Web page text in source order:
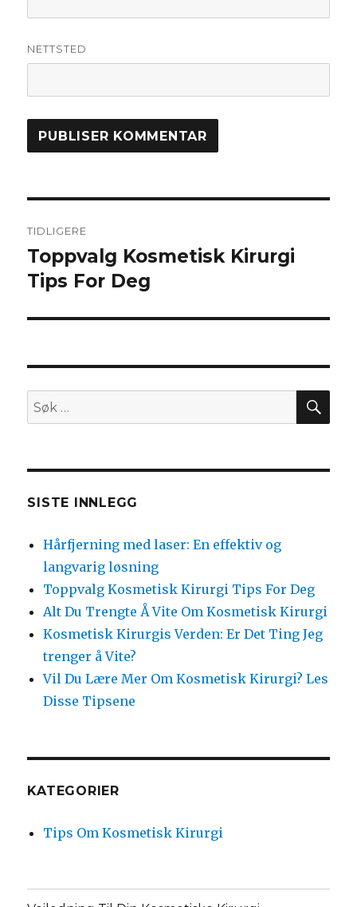
NETTSTED
TIDLIGERE
Forrige
innlegg:
Toppvalg Kosmetisk Kirurgi
Tips For Deg
Søk
etter:
SISTE INNLEGG
Hårfjerning med laser: En effektiv og
langvarig løsning
Toppvalg Kosmetisk Kirurgi Tips For Deg
Alt Du Trengte Å Vite Om Kosmetisk Kirurgi
Kosmetisk Kirurgis Verden: Er Det Ting Jeg
trenger å Vite?
Vil Du Lære Mer Om Kosmetisk Kirurgi? Les
Disse Tipsene
KATEGORIER
Tips Om Kosmetisk Kirurgi